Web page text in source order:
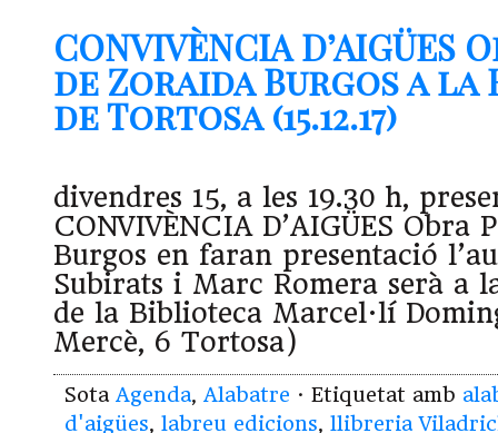
CONVIVÈNCIA
de Zoraida Burgos a
de Tortosa (15.12.17)
divendres 15, a les 19.30 h,
CONVIVÈNCIA D’AIGÜES Obra
Burgos en faran presentació
Subirats i Marc Romera serà a
de la Biblioteca Marcel·lí
Mercè, 6 Tortosa)
Sota Agenda, Alabatre · Etiquetat amb
d'aigües, labreu edicions, llibreria